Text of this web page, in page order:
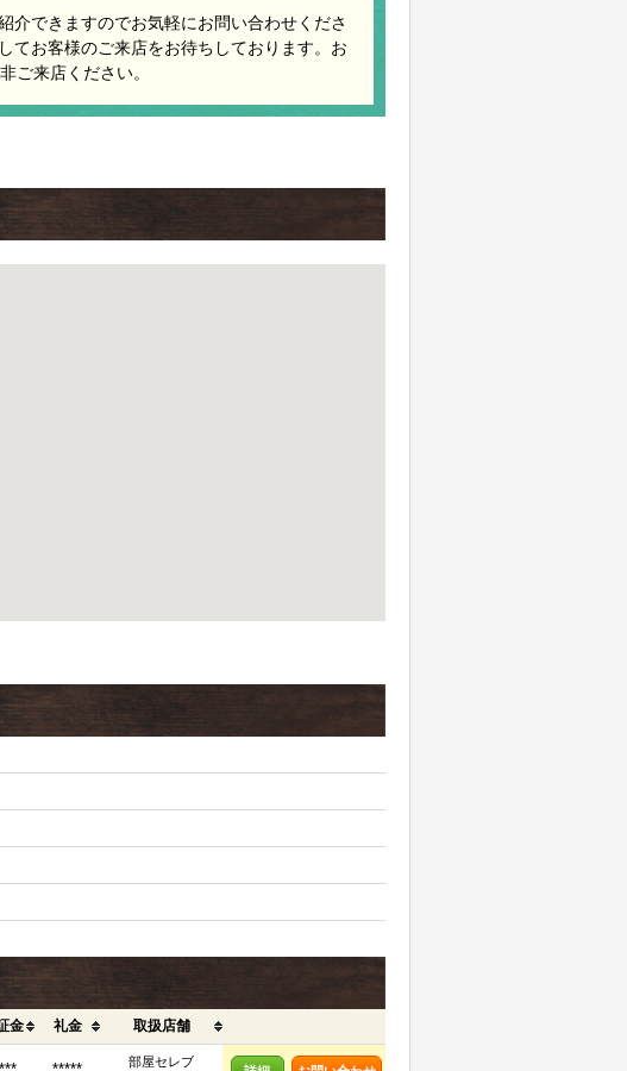
介できますのでお気軽にお問い合わせくださ
てお客様のご来店をお待ちしております。お
ご来店ください。
金 礼金 取扱店舗
部屋セレブ